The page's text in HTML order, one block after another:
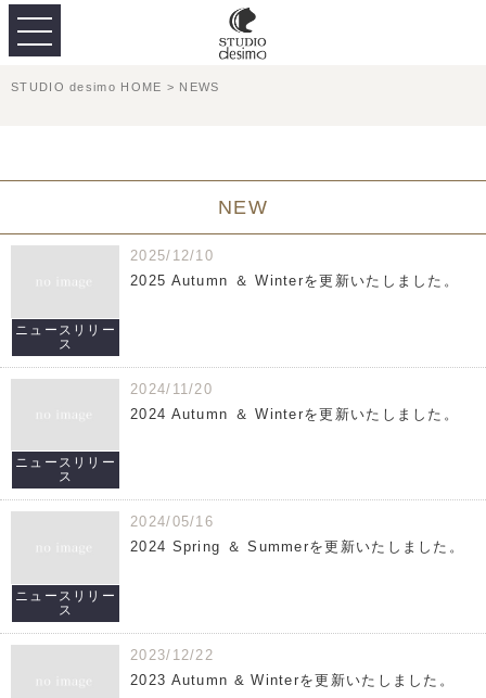
STUDIO desimo HOME > NEWS
NEW
ニュースリリー
ス
2025/12/10
2025 Autumn ＆ Winterを更新いたしました。
ニュースリリー
ス
2024/11/20
2024 Autumn ＆ Winterを更新いたしました。
ニュースリリー
ス
2024/05/16
2024 Spring ＆ Summerを更新いたしました。
2023/12/22
2023 Autumn & Winterを更新いたしました。